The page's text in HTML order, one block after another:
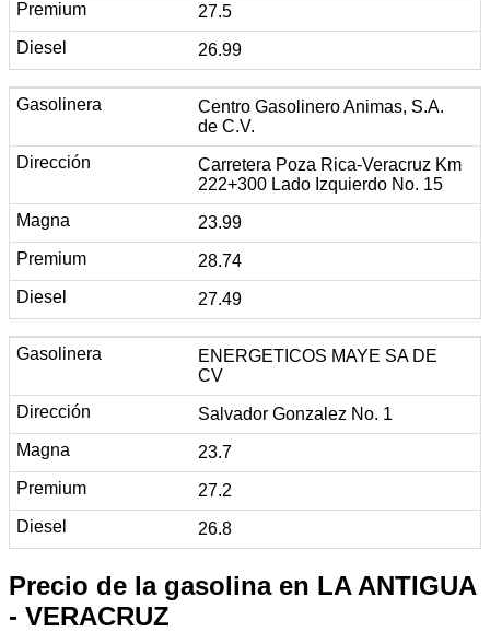
27.5
26.99
Centro Gasolinero Animas, S.A.
de C.V.
Carretera Poza Rica-Veracruz Km
222+300 Lado Izquierdo No. 15
23.99
28.74
27.49
ENERGETICOS MAYE SA DE
CV
Salvador Gonzalez No. 1
23.7
27.2
26.8
Precio de la gasolina en LA ANTIGUA
- VERACRUZ